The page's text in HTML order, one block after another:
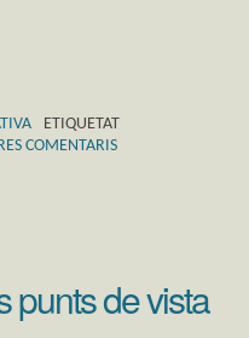
ETIQUETAT
COMENTARIS
punts de vista